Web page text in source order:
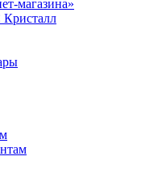
магазина»